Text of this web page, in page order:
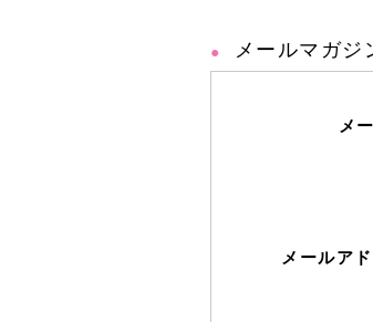
メールマガジ
メ
メールア